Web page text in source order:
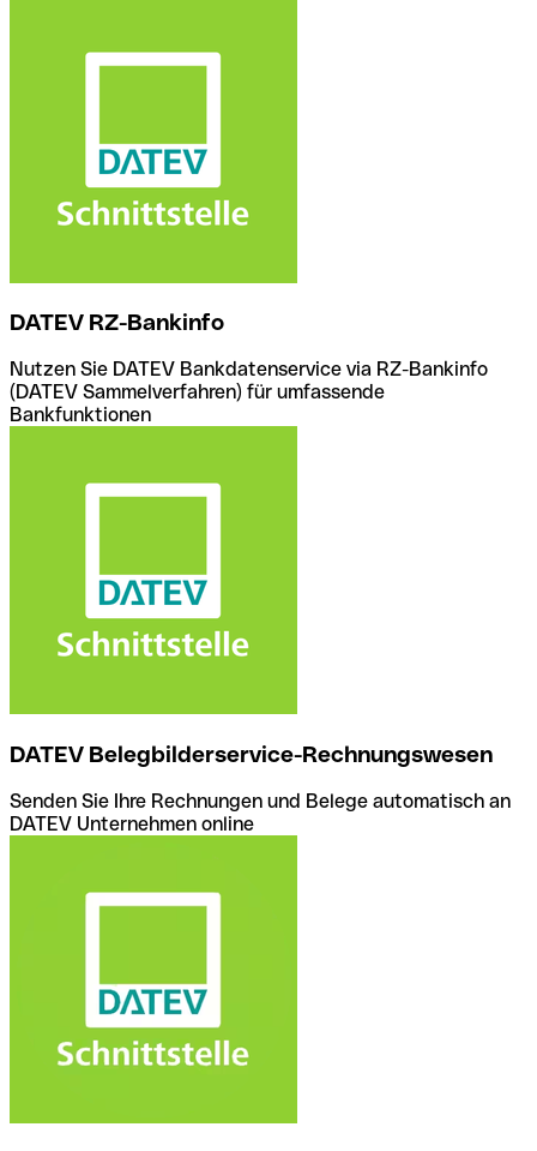
DATEV RZ-Bankinfo
Nutzen Sie DATEV Bankdatenservice via RZ-Bankinfo
(DATEV Sammelverfahren) für umfassende
Bankfunktionen
DATEV Belegbilderservice-Rechnungswesen
Senden Sie Ihre Rechnungen und Belege automatisch an
DATEV Unternehmen online